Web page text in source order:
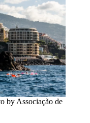
by Associação de